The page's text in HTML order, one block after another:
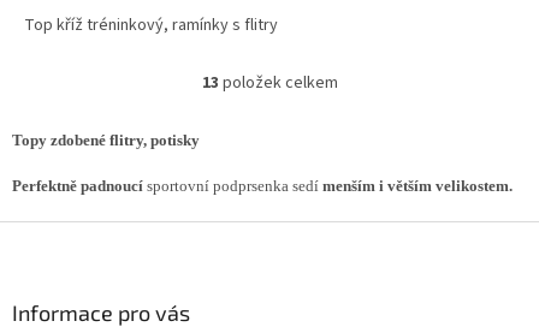
Top kříž tréninkový, ramínky s flitry
O
d
c
13 položek celkem
Topy zdobené flitry, potisky
Perfektně padnoucí sportovní podprsenka sedí menším i větším velikostem.
Informace pro vás